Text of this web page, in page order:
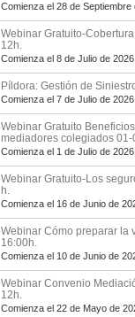
Comienza el 28 de Septiembre
Webinar Gratuito-
12h.
Comienza el 8 de Julio de 2026
Píldora: Gestión de
Comienza el 7 de Julio de 2026
Webinar Gratuito
mediadores colegiados
Comienza el 1 de Julio de 2026
Webinar Gratuito-Los
h.
Comienza el 16 de Junio de
Webinar Cómo preparar la
16:00h.
Comienza el 10 de Junio de
Webinar Convenio
12h.
Comienza el 22 de Mayo de